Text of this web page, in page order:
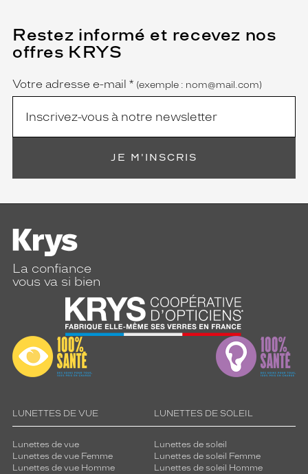
Restez informé et recevez nos
offres KRYS
Name
Votre adresse e-mail *
(Ce
champ
est
(exemple : nom@mail.com)
JE M'INSCRIS
La confiance
vous va si bien
LUNETTES DE VUE
Lunettes de vue
Lunettes de vue Femme
Lunettes de vue Homme
LUNETTES DE SOLEIL
Lunettes de soleil
Lunettes de soleil Femme
Lunettes de soleil Homme